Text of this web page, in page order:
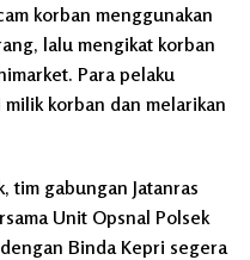
korban menggunakan
lalu mengikat korban
Para pelaku
korban dan melarikan
tim gabungan Jatanras
Unit Opsnal Polsek
Binda Kepri segera